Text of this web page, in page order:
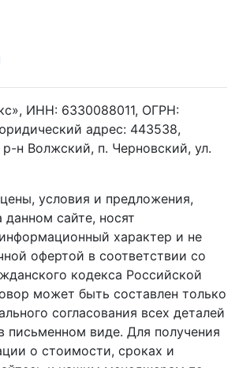
ИНН: 6330088011, ОГРН:
адрес: 443538,
н Волжский, п. Черновский, ул.
условия и предложения,
сайте, носят
характер и не
офертой в соответствии со
кодекса Российской
может быть составлен только
согласования всех деталей
письменном виде. Для получения
о стоимости, сроках и